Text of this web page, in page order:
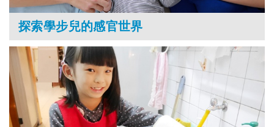
探索學步兒的感官世界